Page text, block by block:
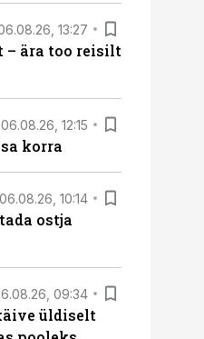
13:27
– ära too reisilt
06.08.26, 12:15
korra
06.08.26, 10:14
ostja
09:34
üldiselt